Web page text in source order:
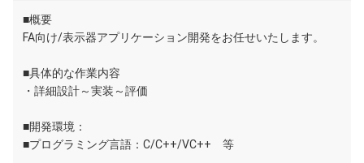
■概要
FA向け/表示器アプリケーション開発をお任せいたします。
■具体的な作業内容
・詳細設計～実装～評価
■開発環境：
■プログラミング言語：C/C++/VC++ 等